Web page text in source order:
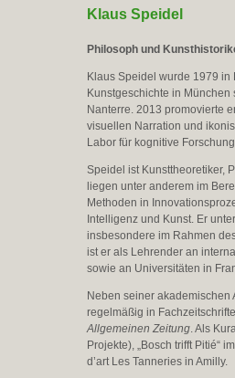
Klaus Speidel
Philosoph und
Klaus Speidel wurde 1979
Kunstgeschichte in
Nanterre. 2013 promovierte
visuellen Narration und
Labor für kognitive
Speidel ist Kunsttheoretiker,
liegen unter anderem im
Methoden in
Intelligenz und Kunst. Er
insbesondere im Rahmen
ist er als Lehrender an
sowie an Universitäten in
Neben seiner akademischen
regelmäßig in
Allgemeinen Zeitung. Als
Projekte), „Bosch trifft Pitié“
d’art Les Tanneries in Amilly.